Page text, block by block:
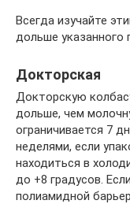
Всегда изучайте
дольше указанного
Докторская
Докторскую
дольше, чем
ограничивается 7
неделями, если
находиться в
до +8 градусов.
полиамидной